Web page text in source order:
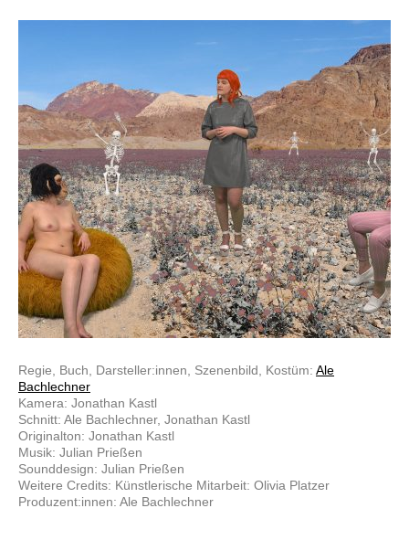
Regie, Buch, Darsteller:innen, Szenenbild, Kostüm: Ale
Bachlechner
Kamera: Jonathan Kastl
Schnitt: Ale Bachlechner, Jonathan Kastl
Originalton: Jonathan Kastl
Musik: Julian Prießen
Sounddesign: Julian Prießen
Weitere Credits: Künstlerische Mitarbeit: Olivia Platzer
Produzent:innen: Ale Bachlechner